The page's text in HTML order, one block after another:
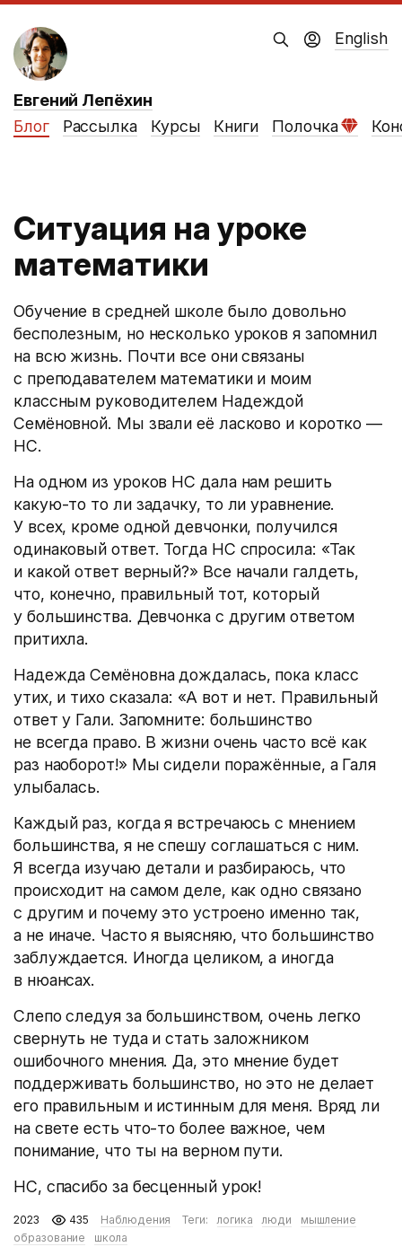
Евгений Лепёхин
Блог
Рассылка Курсы Книги Полочка
English
Ситуация на уроке
математики
Обучение в средней школе было довольно
бесполезным, но несколько уроков я запомнил
на всю жизнь. Почти все они связаны
с преподавателем математики и моим
классным руководителем Надеждой
Семёновной. Мы звали её ласково и коротко —
НС.
На одном из уроков НС дала нам решить
какую-то то ли задачку, то ли уравнение.
У всех, кроме одной девчонки, получился
одинаковый ответ. Тогда НС спросила: «Так
и какой ответ верный?» Все начали галдеть,
что, конечно, правильный тот, который
у большинства. Девчонка с другим ответом
притихла.
Надежда Семёновна дождалась, пока класс
утих, и тихо сказала: «А вот и нет. Правильный
ответ у Гали. Запомните: большинство
не всегда право. В жизни очень часто всё как
раз наоборот!» Мы сидели поражённые, а Галя
улыбалась.
Каждый раз, когда я встречаюсь с мнением
большинства, я не спешу соглашаться с ним.
Я всегда изучаю детали и разбираюсь, что
происходит на самом деле, как одно связано
с другим и почему это устроено именно так,
а не иначе. Часто я выясняю, что большинство
заблуждается. Иногда целиком, а иногда
в нюансах.
Слепо следуя за большинством, очень легко
свернуть не туда и стать заложником
ошибочного мнения. Да, это мнение будет
поддерживать большинство, но это не делает
его правильным и истинным для меня. Вряд ли
на свете есть что-то более важное, чем
понимание, что ты на верном пути.
НС, спасибо за бесценный урок!
2023 435 Наблюдения Теги: логика люди
мышление
образование
школа